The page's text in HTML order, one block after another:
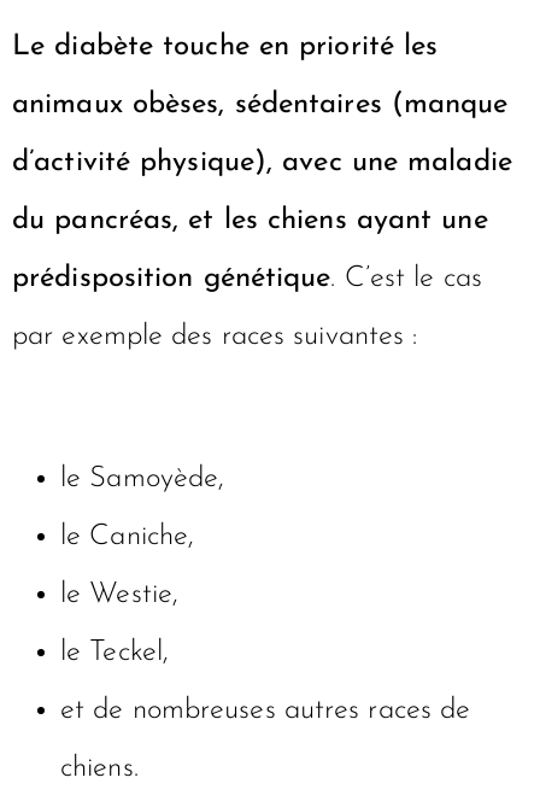
Le diabète touche en priorité les
animaux obèses, sédentaires (manque
d’activité physique), avec une maladie
du pancréas, et les chiens ayant une
prédisposition génétique. C’est le cas
par exemple des races suivantes :
le Samoyède,
le Caniche,
le Westie,
le Teckel,
et de nombreuses autres races de
chiens.